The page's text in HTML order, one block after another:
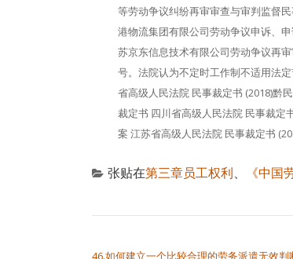
等劳动争议纠纷再审审查与审判监督
港物流集团有限公司劳动争议申诉、
苏京东信息技术有限公司劳动争议再
号。法院认为不定时工作制不适用法
省高级人民法院 民事裁定书 (2018)黔
裁定书 四川省高级人民法院 民事裁定
案 江苏省高级人民法院 民事裁定书
张贴在第三章员工权利、 《中国
46.如何建立一个比较合理的劳务派遣无效判